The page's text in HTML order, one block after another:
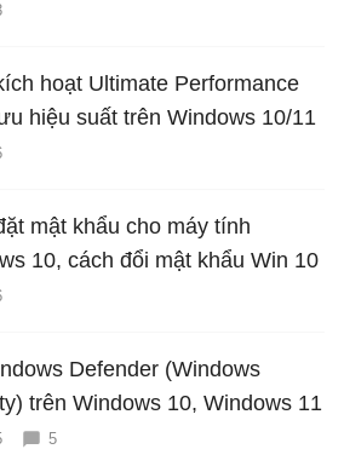
hoạt Ultimate Performance
hiệu suất trên Windows 10/11
mật khẩu cho máy tính
10, cách đổi mật khẩu Win 10
Defender (Windows
trên Windows 10, Windows 11
5